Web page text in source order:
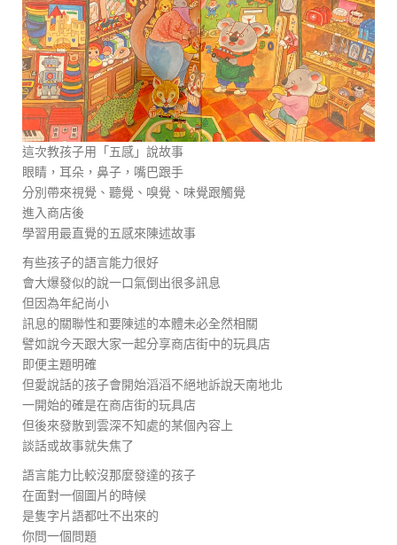
這次教孩子用「五感」說故事
眼睛，耳朵，鼻子，嘴巴跟手
分別帶來視覺、聽覺、嗅覺、味覺跟觸覺
進入商店後
學習用最直覺的五感來陳述故事
有些孩子的語言能力很好
會大爆發似的說一口氣倒出很多訊息
但因為年紀尚小
訊息的關聯性和要陳述的本體未必全然相關
譬如說今天跟大家一起分享商店街中的玩具店
即便主題明確
但愛說話的孩子會開始滔滔不絕地訴說天南地北
一開始的確是在商店街的玩具店
但後來發散到雲深不知處的某個內容上
談話或故事就失焦了
語言能力比較沒那麼發達的孩子
在面對一個圖片的時候
是隻字片語都吐不出來的
你問一個問題